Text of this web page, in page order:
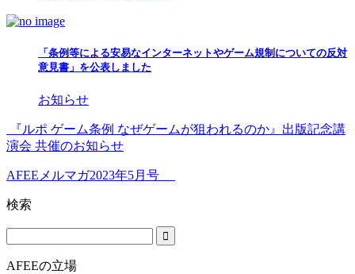
「条例等による安易なインターネットやゲーム規制についての反対
意見書」を公表しました
お知らせ
『ルポ ゲーム条例 なぜゲームが狙われるのか』出版記念講
演会 共催のお知らせ
AFEEメルマガ2023年5月号
検索
AFEEの立場